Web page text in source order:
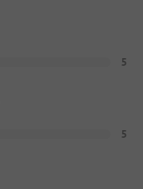
5
5